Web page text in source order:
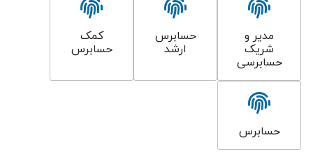
مدیر و
شریک
حسابرسی
حسابرس
ارشد
کمک
حسابرس
حسابرس